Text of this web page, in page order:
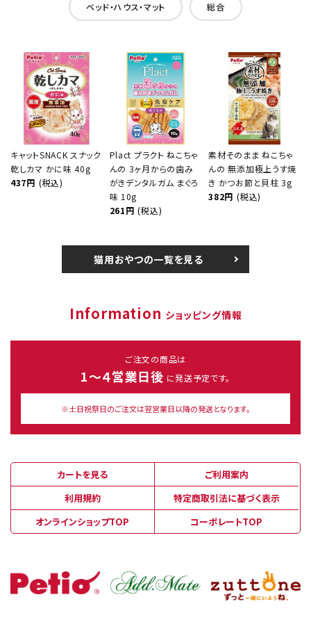
ベッド・ハウス・マット 総合
キャットSNACK スナック
乾しカマ かに味 40g
437円 (税込)
Plact プラクト ねこちゃ
んの 3ヶ月からの歯み
がきデンタルガム まぐろ
味 10g
261円 (税込)
素材そのまま ねこちゃ
んの 無添加極上うす焼
き かつお節と貝柱 3g
382円 (税込)
猫用おやつの一覧を見る
Information ショッピング情報
ご注文の商品は
1～４営業日後 に発送予定です。
※土日祝祭日のご注文は翌営業日以降の発送となります。
カートを見る
ご利用案内
利用規約
特定商取引法に基づく表示
オンラインショップTOP
コーポレートTOP